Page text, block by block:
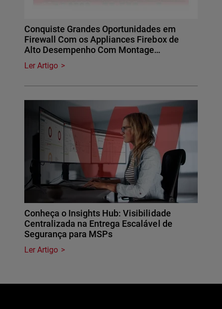
Conquiste Grandes Oportunidades em
Firewall Com os Appliances Firebox de
Alto Desempenho Com Montage…
Ler Artigo
Conheça o Insights Hub: Visibilidade
Centralizada na Entrega Escalável de
Segurança para MSPs
Ler Artigo